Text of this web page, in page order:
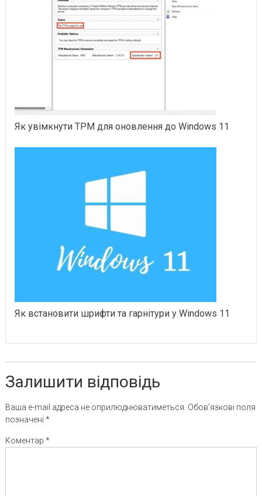
Як увімкнути TPM для оновлення до Windows 11
Як встановити шрифти та гарнітури у Windows 11
Залишити відповідь
Ваша e-mail адреса не оприлюднюватиметься. Обов’язкові поля
позначені *
Коментар *